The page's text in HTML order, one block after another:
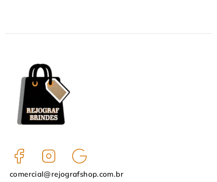
comercial@rejografshop.com.br